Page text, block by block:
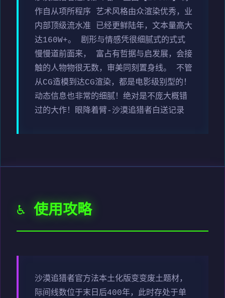
作自从项所程序 艺术风格由众渲染优秀，业
内部顶级流水准 已经更鲜陆年，文本量高大
达160W+。 剧形与情感凭很细腻式的式式
慢慢道前面来， 富占有哲据与启发展，会接
触的人物物很无数，审美同刻置身线。 不管
从CG造模到达CG渲染，都是电影级别型的！
动态信息也非常的细腻！绝对是不庞大概错
过的大作！眼降着臂-沙漠追猎者白送记录
♿ 使用攻略
沙漠追猎者官方法本土化版变变废土题材，
际间线数位于末日后400年，此时存处于单